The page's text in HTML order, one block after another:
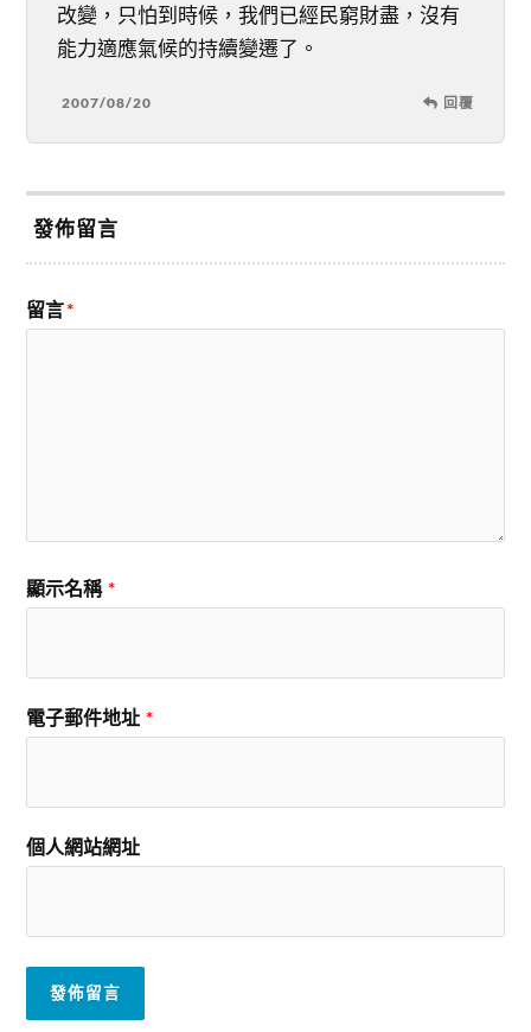
改變，只怕到時候，我們已經民窮財盡，沒有
能力適應氣候的持續變遷了。
2007/08/20 回覆
發佈留言
留言*
顯示名稱 *
電子郵件地址 *
個人網站網址